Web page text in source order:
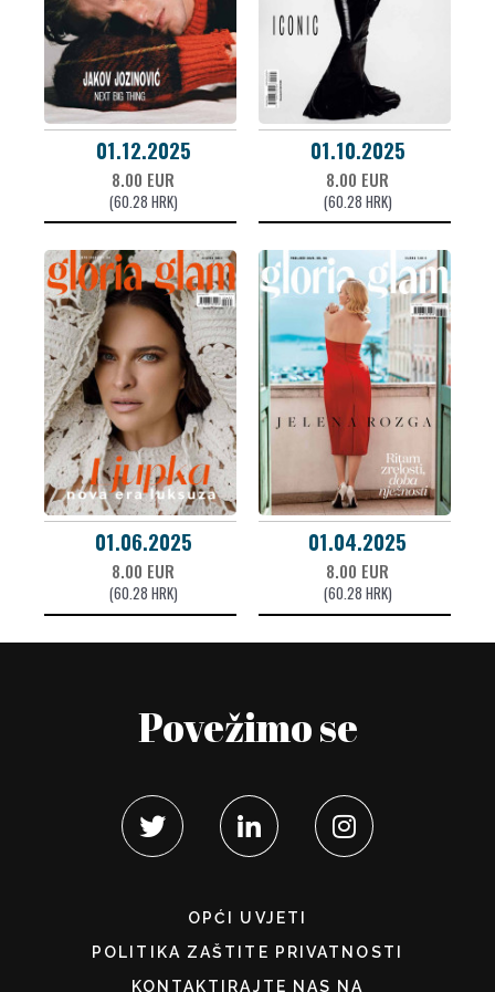
01.12.2025
8.00 EUR
(60.28 HRK)
01.10.2025
8.00 EUR
(60.28 HRK)
01.06.2025
8.00 EUR
(60.28 HRK)
01.04.2025
8.00 EUR
(60.28 HRK)
Povežimo se
OPĆI UVJETI
POLITIKA ZAŠTITE PRIVATNOSTI
KONTAKTIRAJTE NAS NA